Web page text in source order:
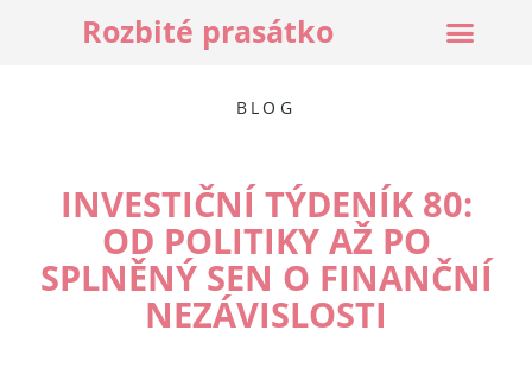
Rozbité prasátko
BLOG
INVESTIČNÍ TÝDENÍK 80:
OD POLITIKY AŽ PO
SPLNĚNÝ SEN O FINANČNÍ
NEZÁVISLOSTI